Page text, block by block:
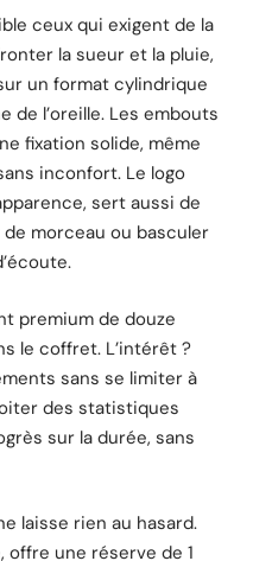
ceux qui exigent de la
la sueur et la pluie,
un format cylindrique
de l’oreille. Les embouts
fixation solide, même
inconfort. Le logo
sert aussi de
morceau ou basculer
premium de douze
le coffret. L’intérêt ?
sans se limiter à
des statistiques
sur la durée, sans
laisse rien au hasard.
offre une réserve de 1